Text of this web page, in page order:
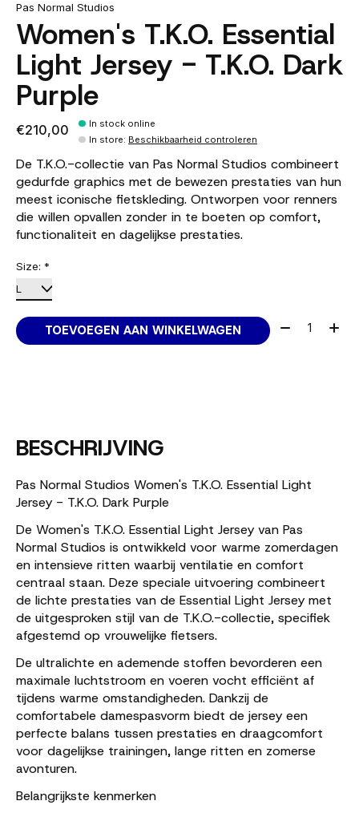
Pas Normal Studios
Women's T.K.O. Essential
Light Jersey - T.K.O. Dark
Purple
€210,00
In stock online
In store: Beschikbaarheid controleren
De T.K.O.-collectie van Pas Normal Studios combineert
gedurfde graphics met de bewezen prestaties van hun
meest iconische fietskleding. Ontworpen voor renners
die willen opvallen zonder in te boeten op comfort,
functionaliteit en dagelijkse prestaties.
Size: *
TOEVOEGEN AAN WINKELWAGEN Aantal:
BESCHRIJVING
Pas Normal Studios Women's T.K.O. Essential Light
Jersey - T.K.O. Dark Purple
De Women's T.K.O. Essential Light Jersey van Pas
Normal Studios is ontwikkeld voor warme zomerdagen
en intensieve ritten waarbij ventilatie en comfort
centraal staan. Deze speciale uitvoering combineert
de lichte prestaties van de Essential Light Jersey met
de uitgesproken stijl van de T.K.O.-collectie, specifiek
afgestemd op vrouwelijke fietsers.
De ultralichte en ademende stoffen bevorderen een
maximale luchtstroom en voeren vocht efficiënt af
tijdens warme omstandigheden. Dankzij de
comfortabele damespasvorm biedt de jersey een
perfecte balans tussen prestaties en draagcomfort
voor dagelijkse trainingen, lange ritten en zomerse
avonturen.
Belangrijkste kenmerken